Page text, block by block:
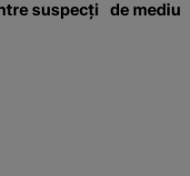
suspecți
de mediu